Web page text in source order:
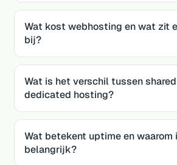
Wat kost webhosting en wat zit
bij?
Wat is het verschil tussen
dedicated hosting?
Wat betekent uptime en waarom
belangrijk?